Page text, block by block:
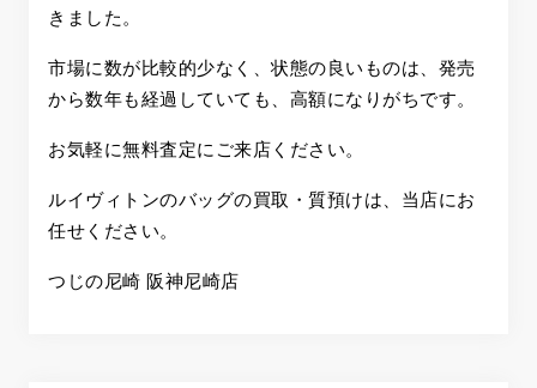
きました。
市場に数が比較的少なく、状態の良いものは、発売
から数年も経過していても、高額になりがちです。
お気軽に無料査定にご来店ください。
ルイヴィトンのバッグの買取・質預けは、当店にお
任せください。
つじの尼崎 阪神尼崎店